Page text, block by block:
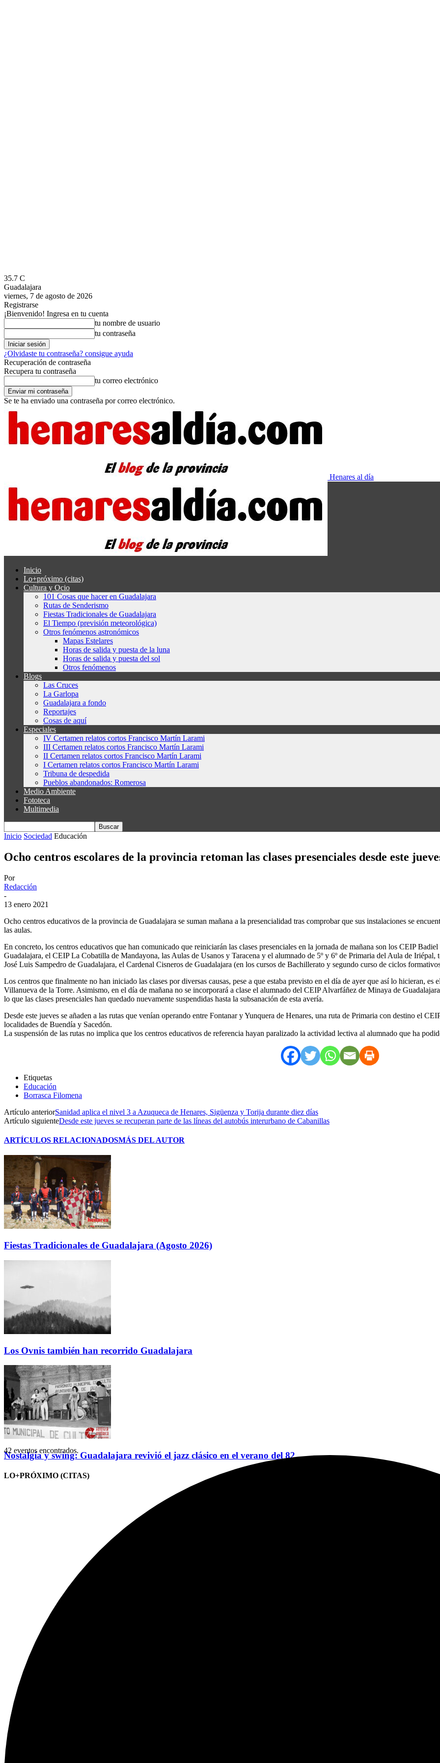
35.7 C
Guadalajara
viernes, 7 de agosto de 2026
Registrarse
¡Bienvenido! Ingresa en tu cuenta
tu nombre de usuario
tu contraseña
¿Olvidaste tu contraseña? consigue ayuda
Recuperación de contraseña
Recupera tu contraseña
tu correo electrónico
Se te ha enviado una contraseña por correo electrónico.
Henares al día
Inicio
Lo+próximo (citas)
Cultura y Ocio
101 Cosas que hacer en Guadalajara
Rutas de Senderismo
Fiestas Tradicionales de Guadalajara
El Tiempo (previsión meteorológica)
Otros fenómenos astronómicos
Mapas Estelares
Horas de salida y puesta de la luna
Horas de salida y puesta del sol
Otros fenómenos
Blogs
Las Cruces
La Garlopa
Guadalajara a fondo
Reportajes
Cosas de aquí
Especiales
IV Certamen relatos cortos Francisco Martín Larami
III Certamen relatos cortos Francisco Martín Larami
II Certamen relatos cortos Francisco Martín Larami
I Certamen relatos cortos Francisco Martín Larami
Tribuna de despedida
Pueblos abandonados: Romerosa
Medio Ambiente
Fototeca
Multimedia
Inicio Sociedad Educación
Ocho centros escolares de la provincia retoman las clases presenciales desde este
Por
Redacción
-
13 enero 2021
Ocho centros educativos de la provincia de Guadalajara se suman mañana a la presencialidad tras comprobar que sus instalaciones se
las aulas.
En concreto, los centros educativos que han comunicado que reiniciarán las clases presenciales en la jornada de mañana son los CEIP
Guadalajara, el CEIP La Cobatilla de Mandayona, las Aulas de Usanos y Taracena y el alumnado de 5º y 6º de Primaria del Aula de
José Luis Sampedro de Guadalajara, el Cardenal Cisneros de Guadalajara (en los cursos de Bachillerato y segundo curso de ciclos
Los centros que finalmente no han iniciado las clases por diversas causas, pese a que estaba previsto en el día de ayer que así lo hicieran,
Villanueva de la Torre. Asimismo, en el día de mañana no se incorporará a clase el alumnado del CEIP Alvarfáñez de Minaya de
lo que las clases presenciales han quedado nuevamente suspendidas hasta la subsanación de esta avería.
Desde este jueves se añaden a las rutas que venían operando entre Fontanar y Yunquera de Henares, una ruta de Primaria con destino el
localidades de Buendía y Sacedón.
La suspensión de las rutas no implica que los centros educativos de referencia hayan paralizado la actividad lectiva al alumnado que ha
Etiquetas
Educación
Borrasca Filomena
Artículo anteriorSanidad aplica el nivel 3 a Azuqueca de Henares, Sigüenza y Torija durante diez días
Artículo siguienteDesde este jueves se recuperan parte de las líneas del autobús interurbano de Cabanillas
ARTÍCULOS RELACIONADOSMÁS DEL AUTOR
Fiestas Tradicionales de Guadalajara (Agosto 2026)
Los Ovnis también han recorrido Guadalajara
Nostalgia y swing: Guadalajara revivió el jazz clásico en el verano del 82
LO+PRÓXIMO (CITAS)
42 eventos encontrados.